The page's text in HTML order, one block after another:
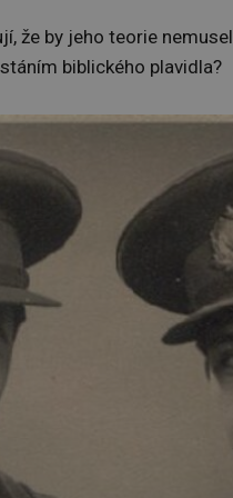
že by jeho teorie
biblického plavidla?